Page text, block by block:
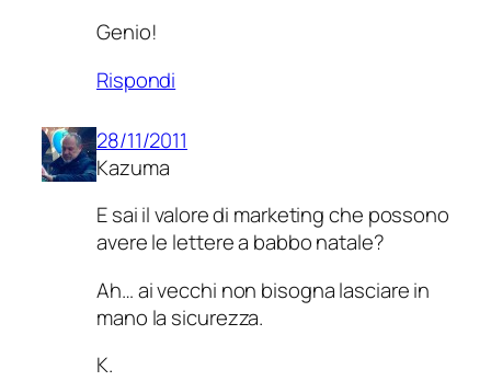
Genio!
Rispondi
28/11/2011
Kazuma
E sai il valore di marketing che possono
avere le lettere a babbo natale?
Ah… ai vecchi non bisogna lasciare in
mano la sicurezza.
K.